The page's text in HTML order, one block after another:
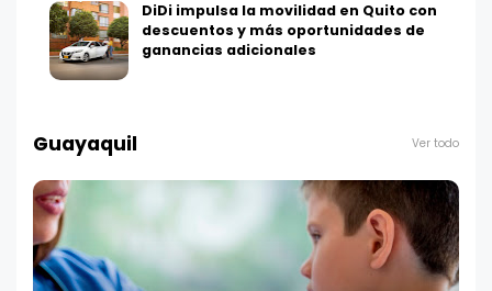
DiDi impulsa la movilidad en Quito con
descuentos y más oportunidades de
ganancias adicionales
Guayaquil Ver todo